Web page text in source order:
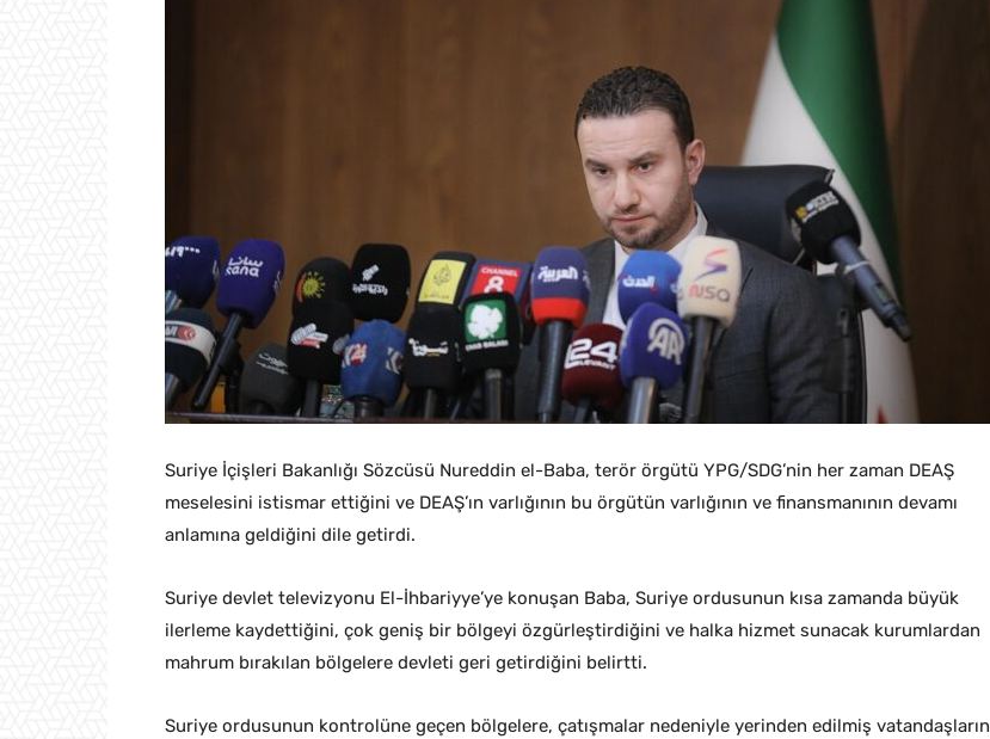
Suriye İçişleri Bakanlığı Sözcüsü Nureddin el-Baba, terör örgütü YPG/SDG’nin her zaman DEAŞ
meselesini istismar ettiğini ve DEAŞ’ın varlığının bu örgütün varlığının ve finansmanının devamı
anlamına geldiğini dile getirdi.
Suriye devlet televizyonu El-İhbariyye’ye konuşan Baba, Suriye ordusunun kısa zamanda büyük
ilerleme kaydettiğini, çok geniş bir bölgeyi özgürleştirdiğini ve halka hizmet sunacak kurumlardan
mahrum bırakılan bölgelere devleti geri getirdiğini belirtti.
Suriye ordusunun kontrolüne geçen bölgelere, çatışmalar nedeniyle yerinden edilmiş vatandaşların